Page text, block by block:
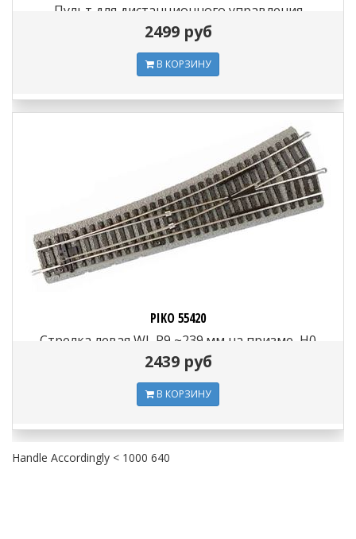
Пульт для дистанционного управления
стрелками, семафорами и пр., H0
2499 руб
В КОРЗИНУ
PIKO 55420
Стрелка левая WL R9 ~239 мм на призме, H0
2439 руб
В КОРЗИНУ
Handle Accordingly < 1000 640